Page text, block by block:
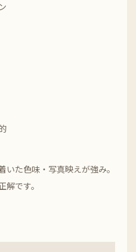
た色味・写真映えが強み。
解です。